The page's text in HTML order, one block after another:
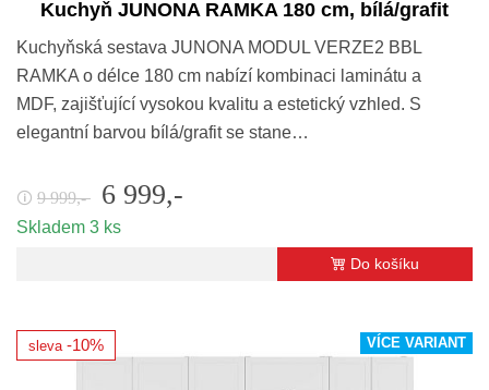
Kuchyň JUNONA RAMKA 180 cm, bílá/grafit
Kuchyňská sestava JUNONA MODUL VERZE2 BBL
RAMKA o délce 180 cm nabízí kombinaci laminátu a
MDF, zajišťující vysokou kvalitu a estetický vzhled. S
elegantní barvou bílá/grafit se stane…
🛈 9 999,- 6 999,-
Skladem 3 ks
Do košíku
VÍCE VARIANT
sleva -10%